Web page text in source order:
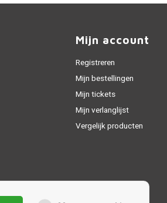
Mijn account
Registreren
Mijn bestellingen
Mijn tickets
Mijn verlanglijst
Vergelijk producten